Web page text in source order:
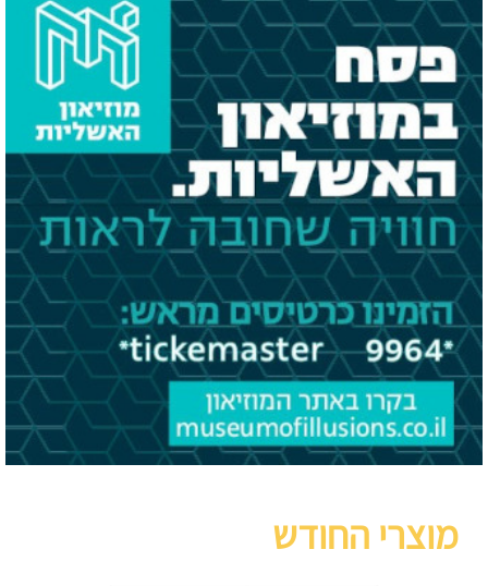
מוצרי החודש